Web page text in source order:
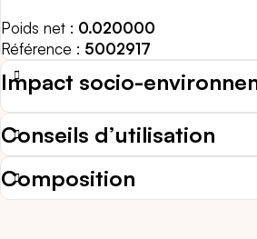
Poids net
0.020000
Référence
5002917
Impact socio-
Conseils d’utilisation
Composition